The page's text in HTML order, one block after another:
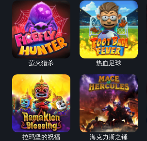
萤火猎杀 热血足球
拉玛坚的祝福 海克力斯之锤